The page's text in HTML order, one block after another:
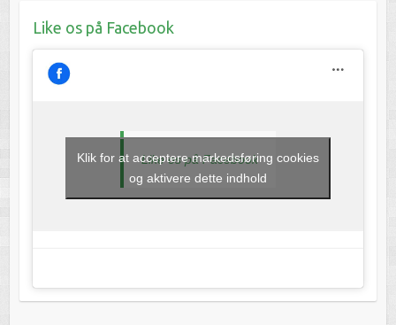
Like os på Facebook
Like os på Facebook
Klik for at acceptere markedsføring cookies
og aktivere dette indhold